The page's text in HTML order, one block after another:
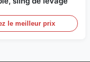
le meilleur prix